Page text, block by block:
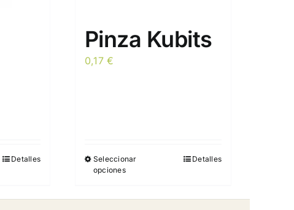
Detalles
Pinza Kubits
0,17€
Seleccionar
opciones
Detalles